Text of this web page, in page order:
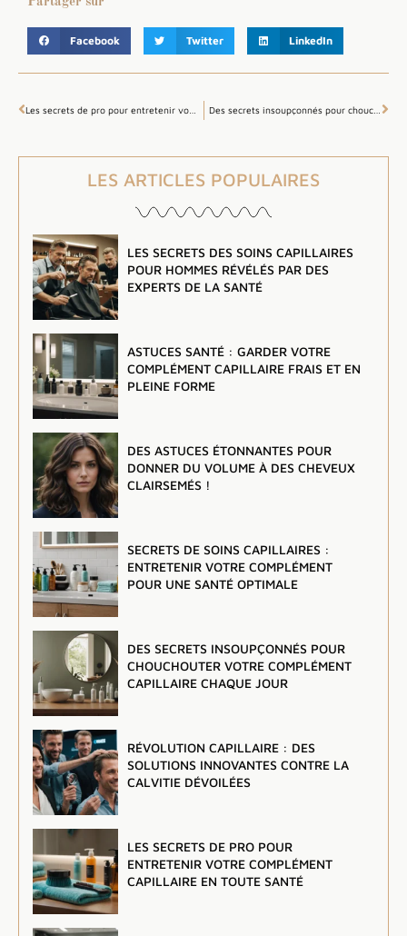
Facebook Twitter LinkedIn
Des secrets insoupçonnés pour chouchouter votre complément capillaire chaque jour
LES ARTICLES POPULAIRES
LES SECRETS DES SOINS CAPILLAIRES
POUR HOMMES RÉVÉLÉS PAR DES
EXPERTS DE LA SANTÉ
ASTUCES SANTÉ : GARDER VOTRE
COMPLÉMENT CAPILLAIRE FRAIS ET EN
PLEINE FORME
DES ASTUCES ÉTONNANTES POUR
DONNER DU VOLUME À DES CHEVEUX
CLAIRSEMÉS !
SECRETS DE SOINS CAPILLAIRES :
ENTRETENIR VOTRE COMPLÉMENT
POUR UNE SANTÉ OPTIMALE
DES SECRETS INSOUPÇONNÉS POUR
CHOUCHOUTER VOTRE COMPLÉMENT
CAPILLAIRE CHAQUE JOUR
RÉVOLUTION CAPILLAIRE : DES
SOLUTIONS INNOVANTES CONTRE LA
CALVITIE DÉVOILÉES
LES SECRETS DE PRO POUR
ENTRETENIR VOTRE COMPLÉMENT
CAPILLAIRE EN TOUTE SANTÉ